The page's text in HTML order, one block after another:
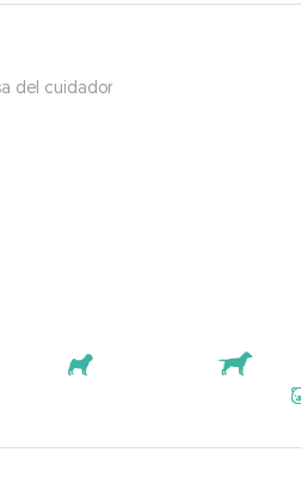
del cuidador